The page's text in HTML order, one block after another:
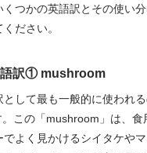
つかの英語訳とその使い
ださい。
語訳① mushroom
として最も一般的に使われ
。この「mushroom」は、
よく見かけるシイタケや